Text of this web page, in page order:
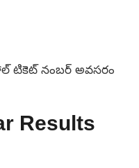
నంబర్ అవసరం
Results